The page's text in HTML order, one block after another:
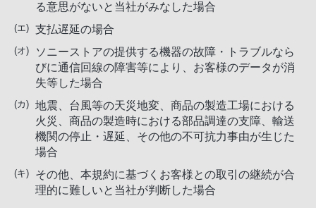
る意思がないと当社がみなした場合
支払遅延の場合
ソニーストアの提供する機器の故障・トラブルなら
びに通信回線の障害等により、お客様のデータが消
失等した場合
地震、台風等の天災地変、商品の製造工場における
火災、商品の製造時における部品調達の支障、輸送
機関の停止・遅延、その他の不可抗力事由が生じた
場合
その他、本規約に基づくお客様との取引の継続が合
理的に難しいと当社が判断した場合